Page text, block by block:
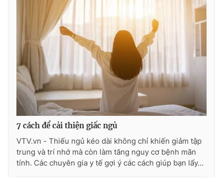
7 cách để cải thiện giấc ngủ
VTV.vn - Thiếu ngủ kéo dài không chỉ khiến giảm tập
trung và trí nhớ mà còn làm tăng nguy cơ bệnh mãn
tính. Các chuyên gia y tế gợi ý các cách giúp bạn lấy...